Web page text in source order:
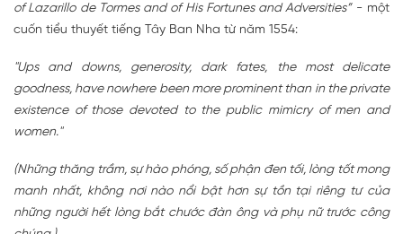
of Lazarillo de Tormes and of His Fortunes and Adversities”- một
cuốn tiểu thuyết tiếng Tây Ban Nha từ năm 1554:
"Ups and downs, generosity, dark fates, the most delicate
goodness, have nowhere been more prominent than in the private
existence of those devoted to the public mimicry of men and
women."
(Những thăng trầm, sự hào phóng, số phận đen tối, lòng tốt mong
manh nhất, không nơi nào nổi bật hơn sự tồn tại riêng tư của
những người hết lòng bắt chước đàn ông và phụ nữ trước công